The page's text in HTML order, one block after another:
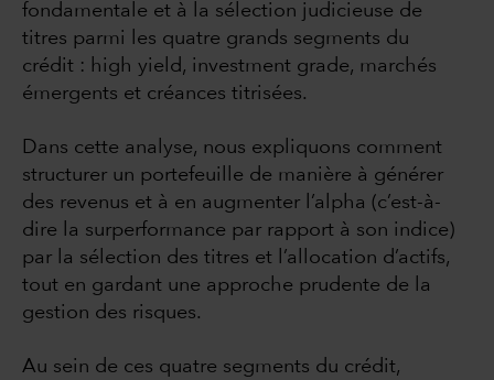
fondamentale et à la sélection judicieuse de
titres parmi les quatre grands segments du
crédit : high yield, investment grade, marchés
émergents et créances titrisées.
Dans cette analyse, nous expliquons comment
structurer un portefeuille de manière à générer
des revenus et à en augmenter l’alpha (c’est-à-
dire la surperformance par rapport à son indice)
par la sélection des titres et l’allocation d’actifs,
tout en gardant une approche prudente de la
gestion des risques.
Au sein de ces quatre segments du crédit,